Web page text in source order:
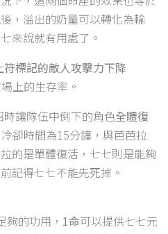
，溢出的奶量可以轉化為輸
來說就有用處了。
符標記的敵人攻擊力下降
上的生存率。
讓隊伍中倒下的角色全體復
卻時間為15分鐘，與芭芭拉
的是單體復活，七七則是能夠
記得七七不能先死掉。
夠的功用， 1命可以提供七七元